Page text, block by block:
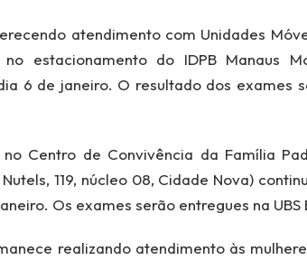
atendimento com Unidades
estacionamento do IDPB Manaus
6 de janeiro. O resultado dos exames
Centro de Convivência da Família
119, núcleo 08, Cidade Nova)
Os exames serão entregues na UBS
realizando atendimento às